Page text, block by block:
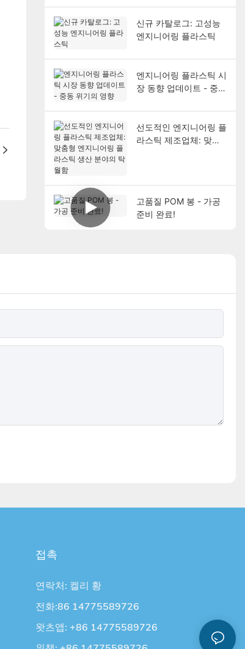
신규 카탈로그: 고성능
엔지니어링 플라스틱
엔지니어링 플라스틱 시
장 동향 업데이트 - 중동
선도적인 엔지니어링 플
라스틱 제조업체: 맞춤
고품질 POM 봉 - 가공
준비 완료!
접촉
연락처: 켈리 황
전화:86 14775589726
왓츠앱: +86 14775589726